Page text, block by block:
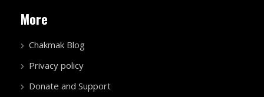
More
Chakmak Blog
Privacy policy
Donate and Support